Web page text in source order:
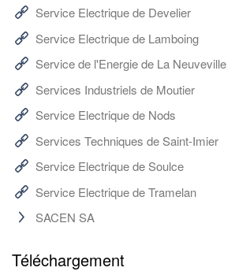
Service Electrique de Develier
Service Electrique de Lamboing
Service de l'Energie de La Neuveville
Services Industriels de Moutier
Service Electrique de Nods
Services Techniques de Saint-Imier
Service Electrique de Soulce
Service Electrique de Tramelan
SACEN SA
Téléchargement